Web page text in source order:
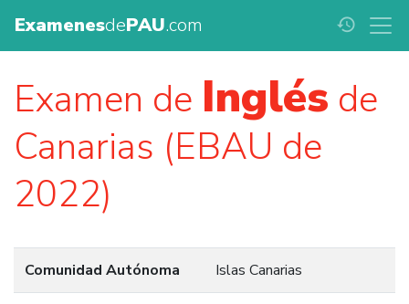
ExamenesdePAU.com history
Examen de Inglés de
Canarias (EBAU de
2022)
Comunidad Autónoma Islas Canarias